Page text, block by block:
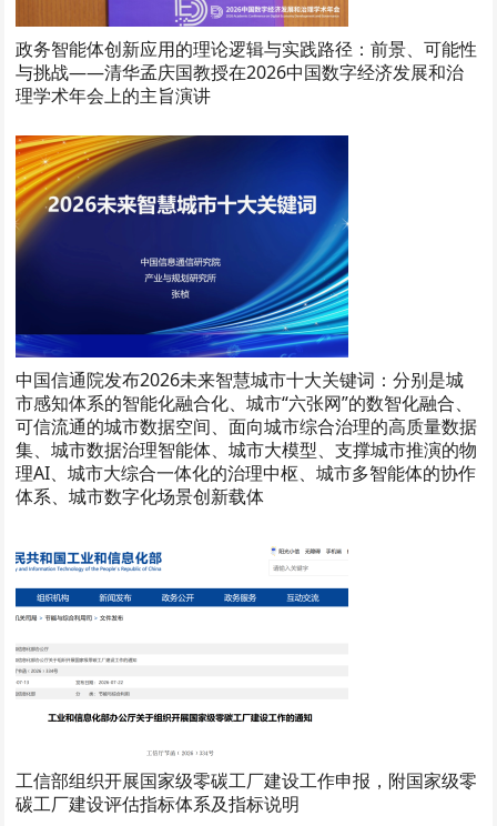
政务智能体创新应用的理论逻辑与实践路径：前景、可能性
与挑战——清华孟庆国教授在2026中国数字经济发展和治
理学术年会上的主旨演讲
中国信通院发布2026未来智慧城市十大关键词：分别是城
市感知体系的智能化融合化、城市“六张网”的数智化融合、
可信流通的城市数据空间、面向城市综合治理的高质量数据
集、城市数据治理智能体、城市大模型、支撑城市推演的物
理AI、城市大综合一体化的治理中枢、城市多智能体的协作
体系、城市数字化场景创新载体
工信部组织开展国家级零碳工厂建设工作申报，附国家级零
碳工厂建设评估指标体系及指标说明